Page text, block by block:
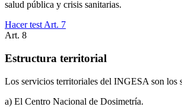
salud pública y crisis sanitarias.
Hacer test Art. 7
Art. 8
Estructura territorial
Los servicios territoriales del INGESA son los
a) El Centro Nacional de Dosimetría.